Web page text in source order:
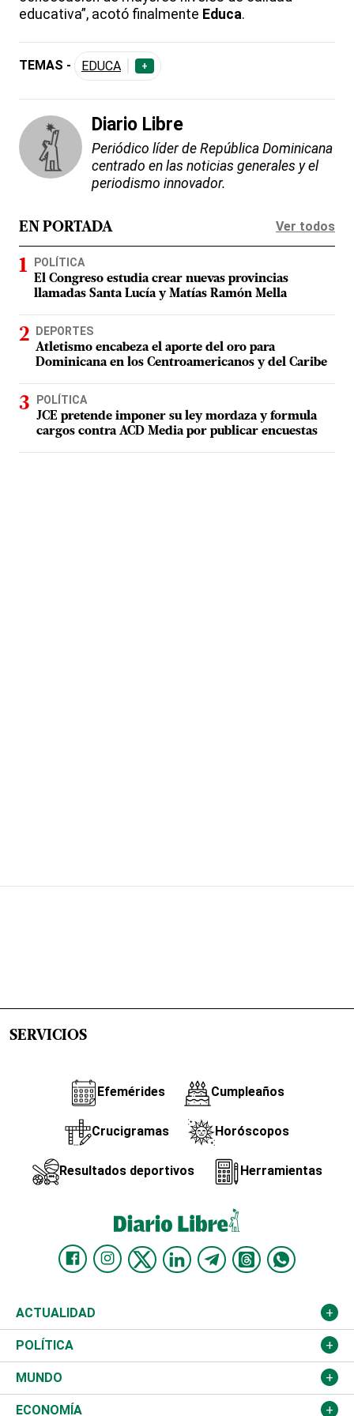
educativa”, acotó finalmente Educa.
TEMAS - EDUCA +
Diario Libre
Periódico líder de República Dominicana
centrado en las noticias generales y el
periodismo innovador.
EN PORTADA Ver todos
POLÍTICA
El Congreso estudia crear nuevas provincias
llamadas Santa Lucía y Matías Ramón Mella
DEPORTES
Atletismo encabeza el aporte del oro para
Dominicana en los Centroamericanos y del Caribe
POLÍTICA
JCE pretende imponer su ley mordaza y formula
cargos contra ACD Media por publicar encuestas
SERVICIOS
Efemérides Cumpleaños
Crucigramas Horóscopos
Resultados deportivos Herramientas
ACTUALIDAD
Nacional
Ciudad
Educación
POLÍTICA
Partidos
JCE
MUNDO
Estados Unidos
ECONOMÍA